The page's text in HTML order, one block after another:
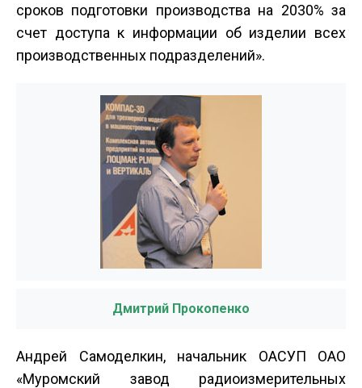
сроков подготовки производства на 20­30% за
счет доступа к информации об изделии всех
производственных подразделений».
Дмитрий Прокопенко
Андрей Самоделкин, начальник ОАСУП ОАО
«Муромский завод радиоизмерительных